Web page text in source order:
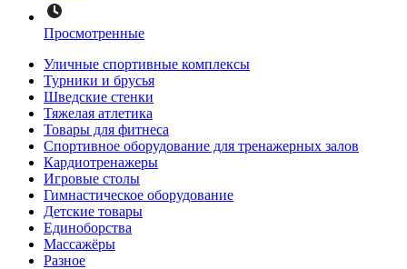
Просмотренные
Уличные спортивные комплексы
Турники и брусья
Шведские стенки
Тяжелая атлетика
Товары для фитнеса
Спортивное оборудование для тренажерных залов
Кардиотренажеры
Игровые столы
Гимнастическое оборудование
Детские товары
Единоборства
Массажёры
Разное